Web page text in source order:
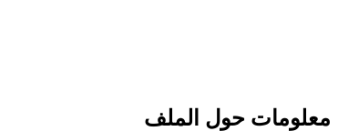
معلومات حول الملف